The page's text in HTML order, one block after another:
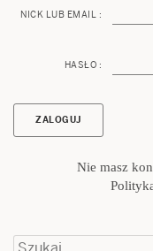
NICK LUB EMAIL :
HASŁO :
Nie masz
Szukaj: